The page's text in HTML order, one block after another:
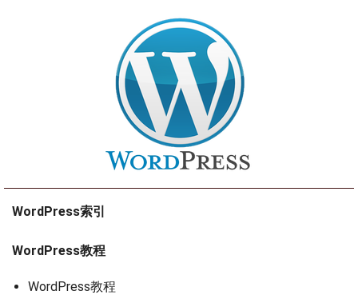
WordPress索引
WordPress教程
WordPress教程